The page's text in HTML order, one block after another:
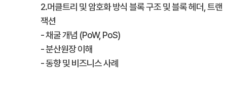
2.머클트리 및 암호화 방식 블록 구조 및 블록 헤더, 트랜
잭션
- 채굴 개념 (PoW, PoS)
- 분산원장 이해
- 동향 및 비즈니스 사례